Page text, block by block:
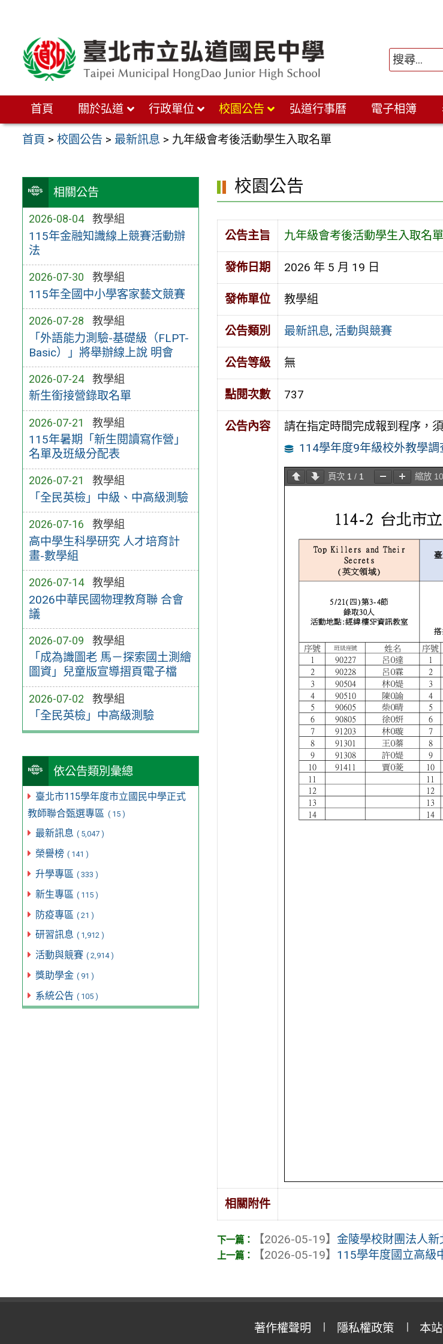
首頁 關於弘道 行政單位 校園公告 弘道行事曆 電子相簿
首頁 >校園公告 > 最新訊息 > 九年級會考後活動學生入取名單
相關公告
2026-08-04 教學組
115年金融知識線上競賽活動辦
法
2026-07-30 教學組
115年全國中小學客家藝文競賽
2026-07-28 教學組
「外語能力測驗-基礎級（FLPT-
Basic）」將舉辦線上說 明會
2026-07-24 教學組
新生銜接營錄取名單
2026-07-21 教學組
115年暑期「新生閱讀寫作營」
名單及班級分配表
2026-07-21 教學組
「全民英檢」中級、中高級測驗
2026-07-16 教學組
高中學生科學研究 人才培育計
畫-數學組
2026-07-14 教學組
2026中華民國物理教育聯 合會
議
2026-07-09 教學組
「成為識圖老 馬－探索國土測繪
圖資」兒童版宣導摺頁電子檔
2026-07-02 教學組
「全民英檢」中高級測驗
依公告類別彙總
臺北市115學年度市立國民中學正式
教師聯合甄選專區 ( 15 )
最新訊息 ( 5,047 )
榮譽榜 ( 141 )
升學專區 ( 333 )
新生專區 ( 115 )
防疫專區 ( 21 )
研習訊息 ( 1,912 )
活動與競賽 ( 2,914 )
獎助學金 ( 91 )
系統公告 ( 105 )
校園公告
公告主旨 九年級會考後活動學生入取名單
發佈日期 2026 年 5 月 19 日
發佈單位 教學組
公告類別 最新訊息, 活動與競賽
公告等級 無
點閱次數 737
公告內容
請在指定時間完成報到程序，
114學年度9年級校外教學調
頁次 1 / 1 縮放
相關附件
【2026-05-19】金陵學校財團法人
【2026-05-19】 115學年度國立高級
著作權聲明 隱私權政策 本